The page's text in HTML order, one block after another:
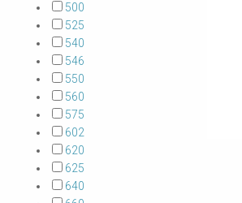
500
525
540
546
550
560
575
602
620
625
640